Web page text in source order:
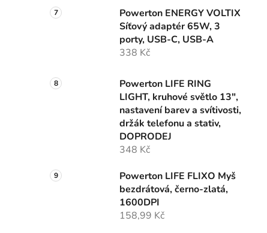
Powerton ENERGY VOLTIX
Síťový adaptér 65W, 3
porty, USB-C, USB-A
338 Kč
Powerton LIFE RING
LIGHT, kruhové světlo 13",
nastavení barev a svítivosti,
držák telefonu a stativ,
DOPRODEJ
348 Kč
Powerton LIFE FLIXO Myš
bezdrátová, černo-zlatá,
1600DPI
158,99 Kč